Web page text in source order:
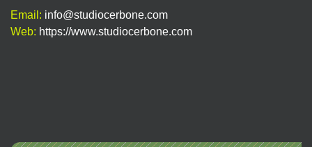
Email: info@studiocerbone.com
Web: https://www.studiocerbone.com